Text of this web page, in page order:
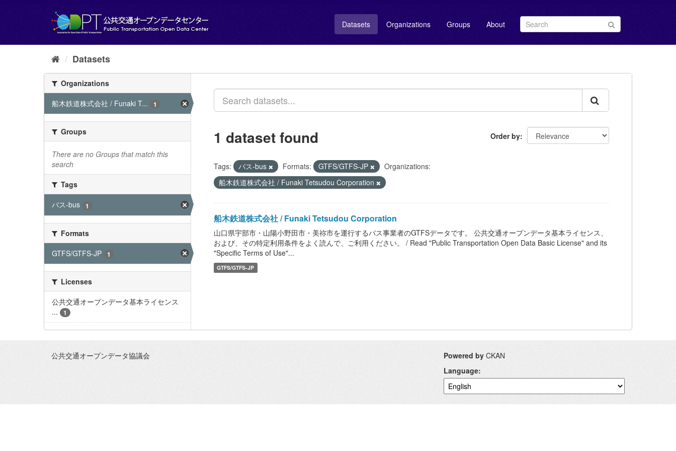
Datasets Organizations Groups About
Datasets
Organizations
船木鉄道株式会社 / Funaki T...
1
Groups
There are no Groups that match this
search
Tags
バス-bus
1
Formats
GTFS/GTFS-JP
1
Licenses
公共交通オープンデータ基本ライセンス
...
1
Order by
1 dataset found
Tags: バス-bus Formats: GTFS/GTFS-JP
Organizations:
船木鉄道株式会社 / Funaki Tetsudou Corporation
船木鉄道株式会社 / Funaki Tetsudou Corporation
山口県宇部市・山陽小野田市・美祢市を運行するバス事業者のGTFSデータです。 公共交通オープンデータ基本ライセンス、
および、その特定利用条件をよく読んで、ご利用ください。 / Read "Public Transportation Open Data Basic License" and its
"Specific Terms of Use"...
GTFS/GTFS-JP
公共交通オープンデータ協議会 Powered by CKAN
Language